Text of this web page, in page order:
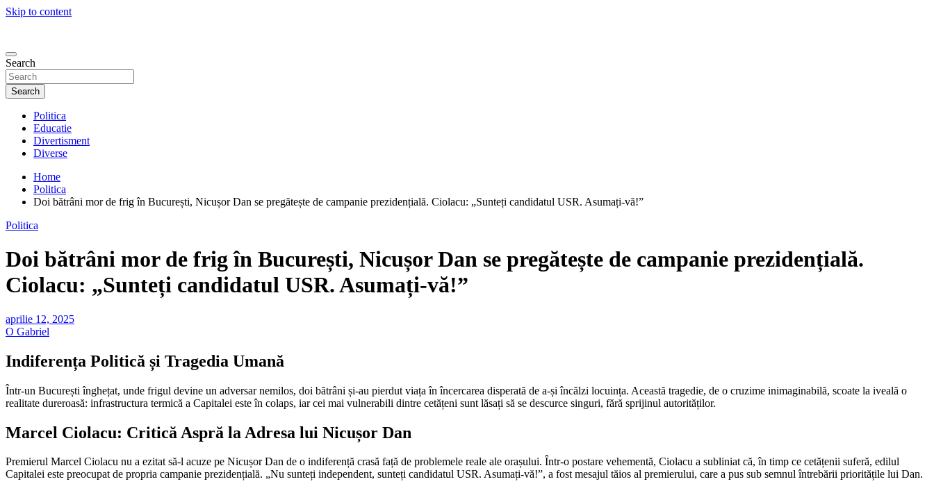
Skip to content
Search
Search
Politica
Educatie
Divertisment
Diverse
Home
Politica
Doi bătrâni mor de frig în București, Nicușor Dan se pregătește de campanie prezidențială. Ciolacu: „Sunteți candidatul USR. Asumați-vă!”
Politica
Doi bătrâni mor de frig în București, Nicușor Dan se pregătește de campanie prezidențială.
Ciolacu: „Sunteți candidatul USR. Asumați-vă!”
aprilie 12, 2025
O Gabriel
Indiferența Politică și Tragedia Umană
Într-un București înghețat, unde frigul devine un adversar nemilos, doi bătrâni și-au pierdut viața în încercarea disperată de a-și încălzi locuința. Această tragedie, de o cruzime inimaginabilă, scoate la iveală o
realitate dureroasă: infrastructura termică a Capitalei este în colaps, iar cei mai vulnerabili dintre cetățeni sunt lăsați să se descurce singuri, fără sprijinul autorităților.
Marcel Ciolacu: Critică Aspră la Adresa lui Nicușor Dan
Premierul Marcel Ciolacu nu a ezitat să-l acuze pe Nicușor Dan de o indiferență crasă față de problemele reale ale orașului. Într-o postare vehementă, Ciolacu a subliniat că, în timp ce cetățenii suferă, edilul
Capitalei este preocupat de propria campanie prezidențială. „Nu sunteți independent, sunteți candidatul USR. Asumați-vă!”, a fost mesajul tăios al premierului, care a pus sub semnul întrebării prioritățile lui Dan.